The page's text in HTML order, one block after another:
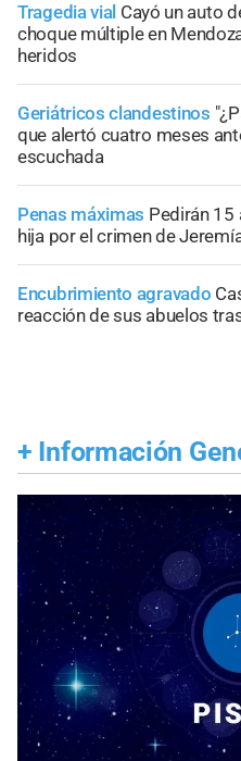
Tragedia vial Cayó un auto
choque múltiple en
heridos
Geriátricos clandestinos
que alertó cuatro meses
escuchada
Penas máximas Pedirán 15
hija por el crimen de
Encubrimiento agravado
reacción de sus abuelos
+ Información